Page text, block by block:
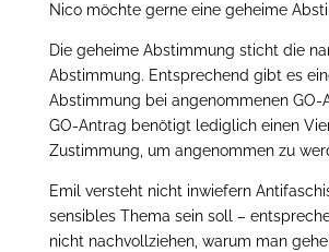
Nico möchte gerne eine geheime
Die geheime Abstimmung sticht die
Abstimmung. Entsprechend gibt es
Abstimmung bei angenommenen GO-
GO-Antrag benötigt lediglich einen
Zustimmung, um angenommen zu
Emil versteht nicht inwiefern
sensibles Thema sein soll –
nicht nachvollziehen, warum man